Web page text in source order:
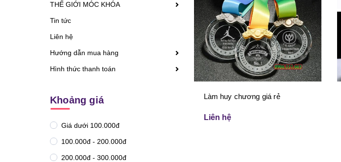
THẾ GIỚI MÓC KHÓA
Tin tức
Liên hệ
Hướng dẫn mua hàng
Hình thức thanh toán
Khoảng giá
Giá dưới 100.000đ
100.000đ - 200.000đ
200.000đ - 300.000đ
Làm huy chương giá rẻ
Liên hệ